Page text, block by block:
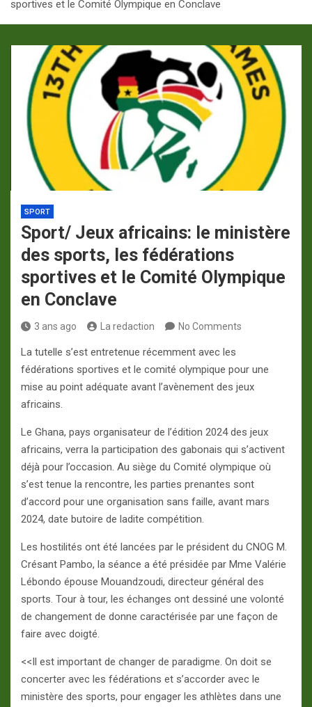
sportives et le Comité Olympique en Conclave
SPORT
Sport/ Jeux africains: le ministère
des sports, les fédérations
sportives et le Comité Olympique
en Conclave
3 ans ago La redaction No Comments
La tutelle s’est entretenue récemment avec les
fédérations sportives et le comité olympique pour une
mise au point adéquate avant l’avènement des jeux
africains.
Le Ghana, pays organisateur de l’édition 2024 des jeux
africains, verra la participation des gabonais qui s’activent
déjà pour l’occasion. Au siège du Comité olympique où
s’est tenue la rencontre, les parties prenantes sont
d’accord pour une organisation sans faille, avant mars
2024, date butoire de ladite compétition.
Les hostilités ont été lancées par le président du CNOG M.
Crésant Pambo, la séance a été présidée par Mme Valérie
Lébondo épouse Mouandzoudi, directeur général des
sports. Tour à tour, les échanges ont dessiné une volonté
de changement de donne caractérisée par une façon de
faire avec doigté.
<<Il est important de changer de paradigme. On doit se
concerter avec les fédérations et s’accorder avec le
ministère des sports, pour engager les athlètes dans une